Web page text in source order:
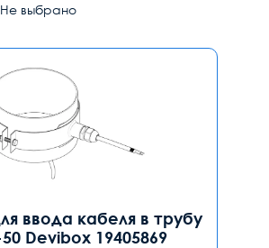
Не выбрано
ввода кабеля в трубу
Devibox 19405869